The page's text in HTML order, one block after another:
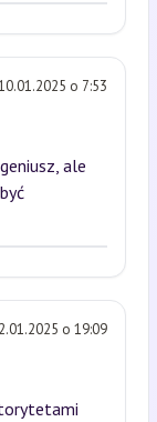
o 7:53
ale
o 19:09